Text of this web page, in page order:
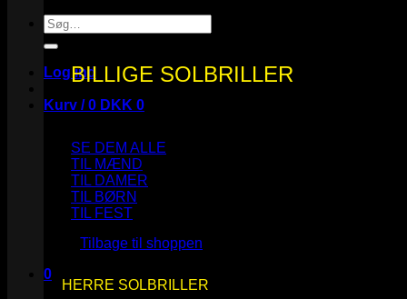
Søg
efter:
Log ind
Kurv /0 DKK 0
Ingen varer i kurven.
Tilbage til shoppen
0
Kurv
BILLIGE SOLBRILLER
SE DEM ALLE
TIL MÆND
TIL DAMER
TIL BØRN
TIL FEST
HERRE SOLBRILLER